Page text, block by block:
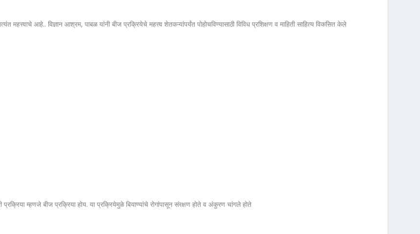
महत्त्वाचे आहे.. विज्ञान आश्रम, पाबळ यांनी बीज प्रक्रियेचे महत्त्व शेतकऱ्यांपर्यंत पोहोचविण्यासाठी विविध प्रशिक्षण व माहिती साहित्य विकसित केले
प्रक्रिया म्हणजे बीज प्रक्रिया होय. या प्रक्रियेमुळे बियाण्यांचे रोगांपासून संरक्षण होते व अंकुरण चांगले होते